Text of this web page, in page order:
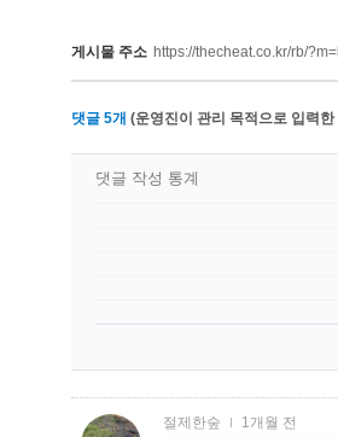
게시물 주소 https://thecheat.co.kr/rb/
댓글 5개 (운영진이 관리 목적으로 입력
댓글 작성 통계